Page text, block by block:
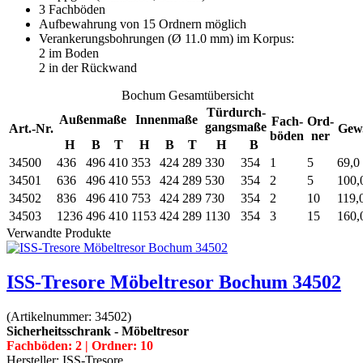
3 Fachböden
Aufbewahrung von 15 Ordnern möglich
Verankerungsbohrungen (Ø 11.0 mm) im Korpus:
2 im Boden
2 in der Rückwand
Bochum Gesamtübersicht
Art.-Nr.
Außenmaße Innenmaße
Türdurch-
gangsmaße Fach-
böden
Ord-
ner
H
B T H B T H
B
34500
436 496 410 353 424 289 330 354 1 5
69,0
34501
636 496 410 553 424 289 530 354 2 5
34502
836 496 410 753 424 289 730 354 2 10
34503
1236 496 410 1153 424 289 1130 354 3 15
Verwandte Produkte
ISS-Tresore Möbeltresor Bochum 34502
(Artikelnummer: 34502)
Sicherheitsschrank - Möbeltresor
Fachböden: 2 | Ordner: 10
Hersteller: ISS-Tresore